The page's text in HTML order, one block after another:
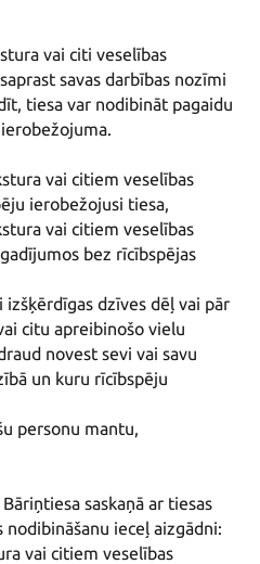
vai citi veselības
savas darbības nozīmi
tiesa var nodibināt pagaidu
vai citiem veselības
ierobežojusi tiesa,
vai citiem veselības
bez rīcībspējas
izšķērdīgas dzīves dēļ vai pār
citu apreibinošo vielu
novest sevi vai savu
un kuru rīcībspēju
personu mantu,
saskaņā ar tiesas
ieceļ aizgādni:
vai citiem veselības